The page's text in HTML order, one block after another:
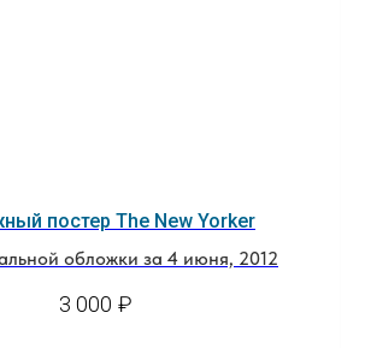
постер The New Yorker
обложки за 4 июня, 2012
3 000 ₽